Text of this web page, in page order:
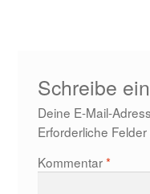
Schreibe
Deine E-Mail-
Erforderliche
Kommentar*